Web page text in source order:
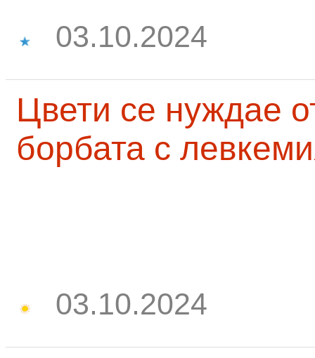
03.10.2024
Цвети се нуждае
борбата с
03.10.2024